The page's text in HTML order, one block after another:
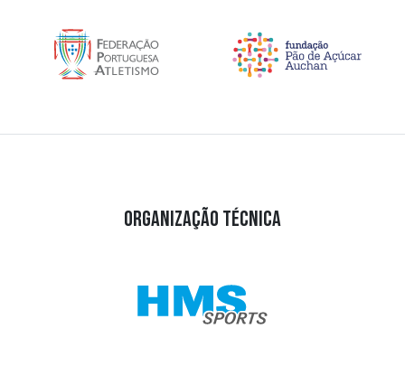
ORGANIZAÇÃO TÉCNICA